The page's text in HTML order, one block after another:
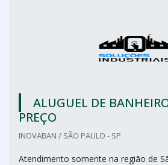
ALUGUEL DE
PREÇO
INOVABAN / SÃO PAULO - SP
Atendimento somente na região de